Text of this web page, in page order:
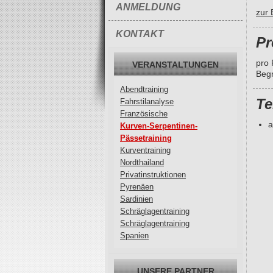
ANMELDUNG
KONTAKT
VERANSTALTUNGEN
Abendtraining
Fahrstilanalyse
Französische
Kurven-Serpentinen-
Pässetraining
Kurventraining
Nordthailand
Privatinstruktionen
Pyrenäen
Sardinien
Schräglagentraining
Schräglagentraining
Spanien
zur
pro